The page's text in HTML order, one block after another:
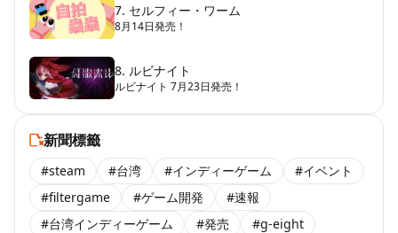
7. セルフィー・ワーム
8月14日発売！
8. ルビナイト
ルビナイト 7月23日発売！
新聞標籤
#steam #台湾 #インディーゲーム
#イベント
#filtergame
#ゲーム開発
#速報
#台湾インディーゲーム
#発売 #g-eight